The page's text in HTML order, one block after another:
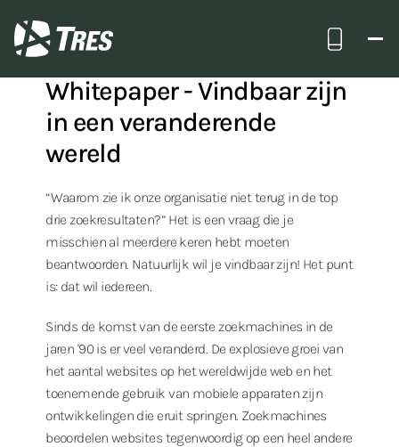
Bel ons
Terug naar alle insights
Whitepaper - Vindbaar zijn
in een veranderende
wereld
“Waarom zie ik onze organisatie niet terug in de top
drie zoekresultaten?” Het is een vraag die je
misschien al meerdere keren hebt moeten
beantwoorden. Natuurlijk wil je vindbaar zijn! Het punt
is: dat wil iedereen.
Sinds de komst van de eerste zoekmachines in de
jaren '90 is er veel veranderd. De explosieve groei van
het aantal websites op het wereldwijde web en het
toenemende gebruik van mobiele apparaten zijn
ontwikkelingen die eruit springen. Zoekmachines
beoordelen websites tegenwoordig op een heel andere